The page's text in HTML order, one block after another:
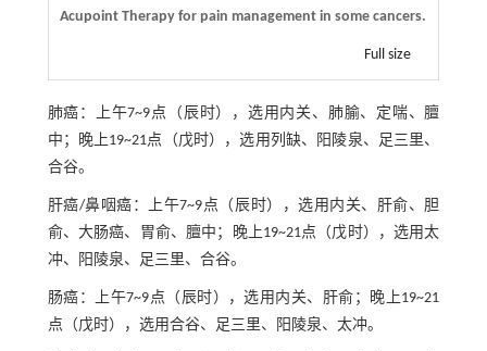
Acupoint Therapy for pain management in some cancers.
Full size
肺癌：上午7~9点（辰时），选用内关、肺腧、定喘、膻
中；晚上19~21点（戊时），选用列缺、阳陵泉、足三里、
合谷。
肝癌/鼻咽癌：上午7~9点（辰时），选用内关、肝俞、胆
俞、大肠癌、胃俞、膻中；晚上19~21点（戊时），选用太
冲、阳陵泉、足三里、合谷。
肠癌：上午7~9点（辰时），选用内关、肝俞；晚上19~21
点（戊时），选用合谷、足三里、阳陵泉、太冲。